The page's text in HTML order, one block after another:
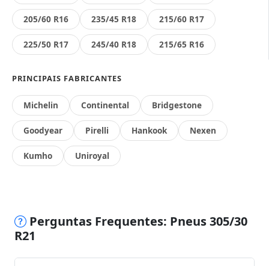
205/60 R16 235/45 R18 215/60 R17
225/50 R17 245/40 R18 215/65 R16
PRINCIPAIS FABRICANTES
Michelin Continental Bridgestone
Goodyear Pirelli Hankook Nexen
Kumho Uniroyal
Perguntas Frequentes: Pneus 305/30
R21